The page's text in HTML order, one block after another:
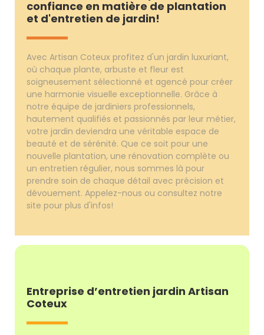
confiance en matière de plantation
et d'entretien de jardin!
Avec Artisan Coteux profitez d'un jardin luxuriant,
où chaque plante, arbuste et fleur est
soigneusement sélectionné et agencé pour créer
une harmonie visuelle exceptionnelle. Grâce à
notre équipe de jardiniers professionnels,
hautement qualifiés et passionnés par leur métier,
votre jardin deviendra une véritable espace de
beauté et de sérénité. Que ce soit pour une
nouvelle plantation, une rénovation complète ou
un entretien régulier, nous sommes là pour
prendre soin de chaque détail avec précision et
dévouement. Appelez-nous ou consultez notre
site pour plus d'infos!
Entreprise d’entretien jardin Artisan
Coteux